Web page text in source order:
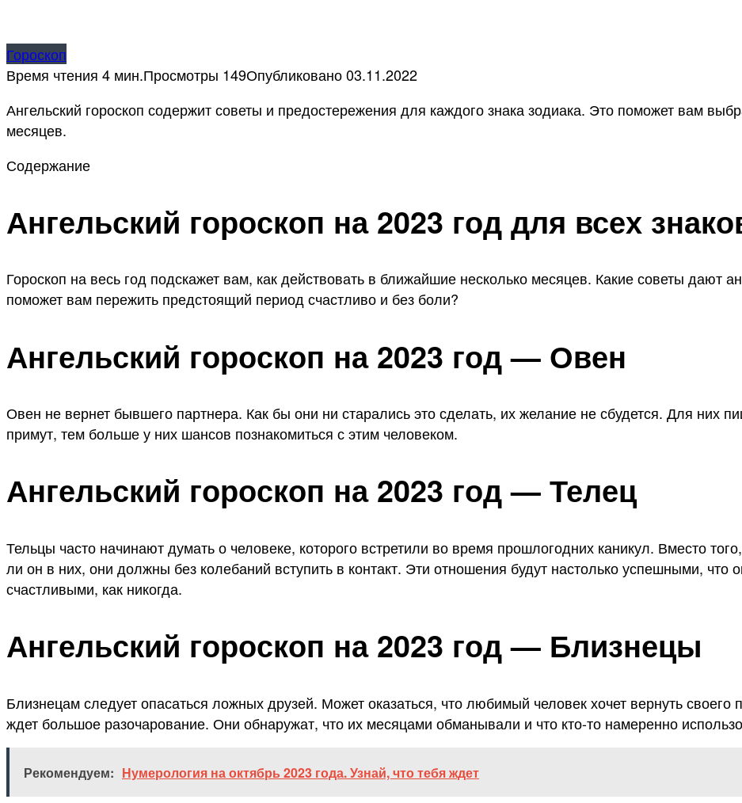
Гороскоп
Время чтения 4 мин.Просмотры 149Опубликовано03.11.2022
Ангельский гороскоп содержит советы и предостережения для каждого знака зодиака. Это поможет вам
месяцев.
Содержание
Ангельский гороскоп на 2023 год для всех
Гороскоп на весь год подскажет вам, как действовать в ближайшие несколько месяцев. Какие советы дают
поможет вам пережить предстоящий период счастливо и без боли?
Ангельский гороскоп на 2023 год — Овен
Овен не вернет бывшего партнера. Как бы они ни старались это сделать, их желание не сбудется. Для них
примут, тем больше у них шансов познакомиться с этим человеком.
Ангельский гороскоп на 2023 год — Телец
Тельцы часто начинают думать о человеке, которого встретили во время прошлогодних каникул. Вместо
ли он в них, они должны без колебаний вступить в контакт. Эти отношения будут настолько успешными, что
счастливыми, как никогда.
Ангельский гороскоп на 2023 год — Близнецы
Близнецам следует опасаться ложных друзей. Может оказаться, что любимый человек хочет вернуть
ждет большое разочарование. Они обнаружат, что их месяцами обманывали и что кто-то намеренно
Рекомендуем: Нумерология на октябрь 2023 года. Узнай, что тебя ждет